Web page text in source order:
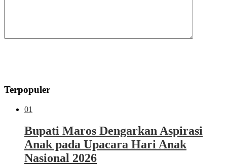
Terpopuler
01
Bupati Maros Dengarkan Aspirasi
Anak pada Upacara Hari Anak
Nasional 2026